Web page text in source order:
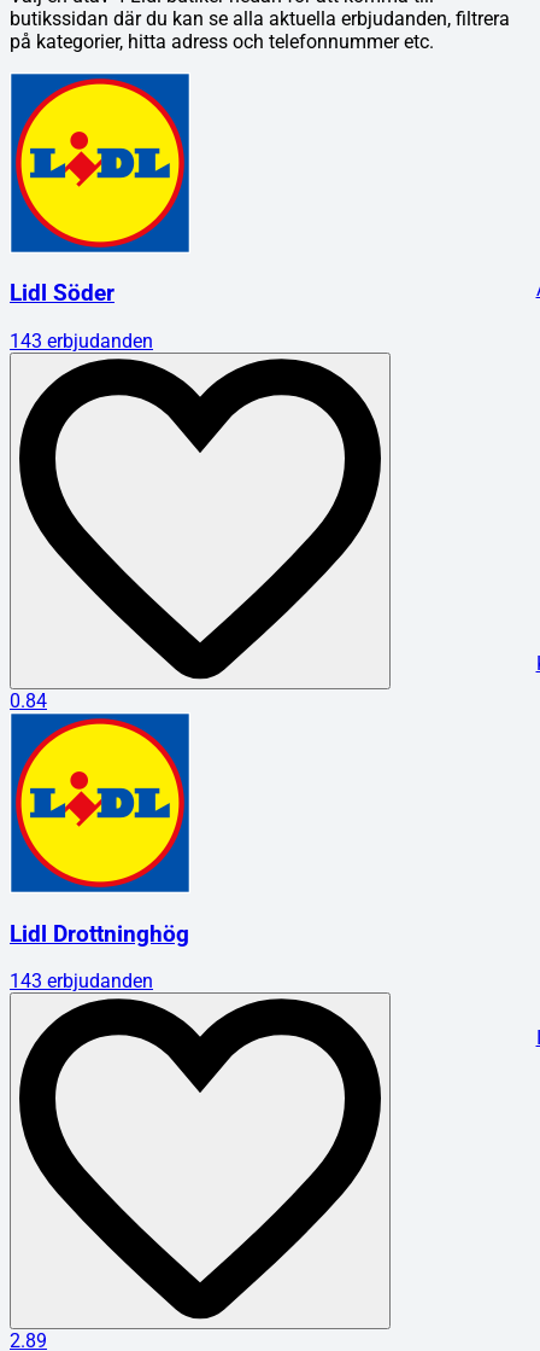
butikssidan där du kan se alla aktuella erbjudanden, filtrera
på kategorier, hitta adress och telefonnummer etc.
Lidl Söder
143 erbjudanden
0.84
Lidl Drottninghög
143 erbjudanden
2.89